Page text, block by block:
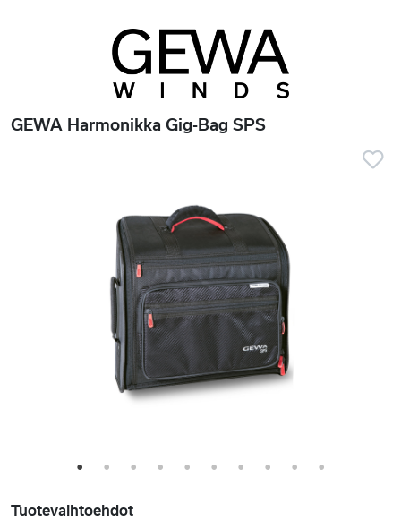
GEWA Harmonikka Gig-Bag SPS
1 2 3 4 5 6 7 8 9 10
Tuotevaihtoehdot